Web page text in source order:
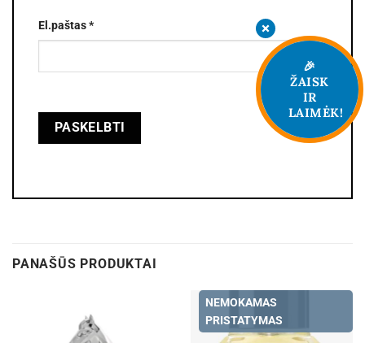
El.paštas*
PANAŠŪS PRODUKTAI
NEMOKAMAS
PRISTATYMAS
🎉
ŽAISK
IR
LAIMĖK!